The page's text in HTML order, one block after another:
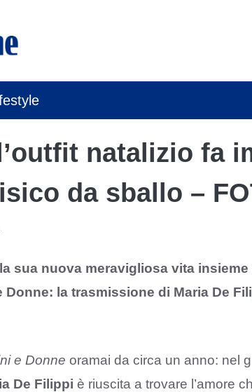
natalizio fa
da sballo –
sua nuova meravigliosa vita insieme
Donne: la trasmissione di Maria De
e Donne oramai da circa un anno: nel
De Filippi è riuscita a trovare l’amore